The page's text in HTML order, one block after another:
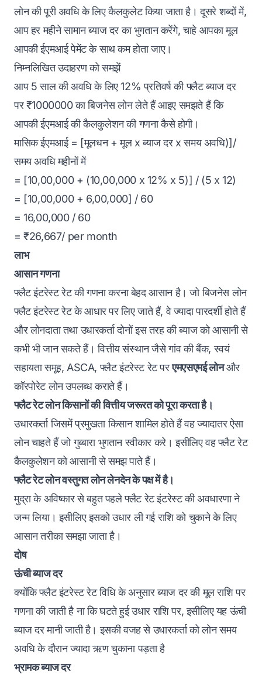
लोन की पूरी अवधि के लिए कैलकुलेट किया जाता है। दूसरे शब्दों में,
आप हर महीने सामान ब्याज दर का भुगतान करेंगे, चाहे आपका मूल
आपकी ईएमआई पेमेंट के साथ कम होता जाए।
निम्नलिखित उदाहरण को समझें
आप 5 साल की अवधि के लिए 12% प्रतिवर्ष की फ्लैट ब्याज दर
पर ₹1000000 का बिजनेस लोन लेते हैं आइए समझते हैं कि
आपकी ईएमआई की कैलकुलेशन की गणना कैसे होगी।
मासिक ईएमआई = [मूलधन + मूल x ब्याज दर x समय अवधि)]/
समय अवधि महीनों में
= [10,00,000 + (10,00,000 x 12% x 5)] / (5 x 12)
= [10,00,000 + 6,00,000] / 60
= 16,00,000 / 60
= ₹26,667/ per month
लाभ
आसान गणना
फ्लैट इंटरेस्ट रेट की गणना करना बेहद आसान है। जो बिजनेस लोन
फ्लैट इंटरेस्ट रेट के आधार पर लिए जाते हैं, वे ज्यादा पारदर्शी होते हैं
और लोनदाता तथा उधारकर्ता दोनों इस तरह की ब्याज को आसानी से
कभी भी जान सकते हैं। वित्तीय संस्थान जैसे गांव की बैंक, स्वयं
सहायता समूह, ASCA, फ्लैट इंटरेस्ट रेट परएमएसएमई लोनऔर
कॉरपोरेट लोन उपलब्ध कराते हैं।
फ्लैट रेट लोन किसानों की वित्तीय जरूरत को पूरा करता है।
उधारकर्ता जिसमें प्रमुखता किसान शामिल होते हैं वह ज्यादातर ऐसा
लोन चाहते हैं जो गुब्बारा भुगतान स्वीकार करे। इसीलिए वह फ्लैट रेट
कैलकुलेशन को आसानी से समझ पाते हैं।
फ्लैट रेट लोन वस्तुगत लोन लेनदेन के पक्ष में है।
मुद्रा के अविष्कार से बहुत पहले फ्लैट रेट इंटरेस्ट की अवधारणा ने
जन्म लिया। इसीलिए इसको उधार ली गई राशि को चुकाने के लिए
आसान तरीका समझा जाता है।
दोष
ऊंची ब्याज दर
क्योंकि फ्लैट इंटरेस्ट रेट विधि के अनुसार ब्याज दर की मूल राशि पर
गणना की जाती है ना कि घटते हुई उधार राशि पर, इसीलिए यह ऊंची
ब्याज दर मानी जाती है। इसकी वजह से उधारकर्ता को लोन समय
अवधि के दौरान ज्यादा ऋण चुकाना पड़ता है‌
भ्रामक ब्याज दर